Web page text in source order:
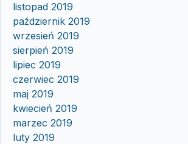
listopad 2019
październik 2019
wrzesień 2019
sierpień 2019
lipiec 2019
czerwiec 2019
maj 2019
kwiecień 2019
marzec 2019
luty 2019